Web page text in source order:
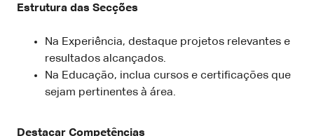
Estrutura das Secções
Na Experiência, destaque projetos relevantes e
resultados alcançados.
Na Educação, inclua cursos e certificações que
sejam pertinentes à área.
Destacar Competências